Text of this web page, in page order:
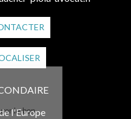
l'Europe